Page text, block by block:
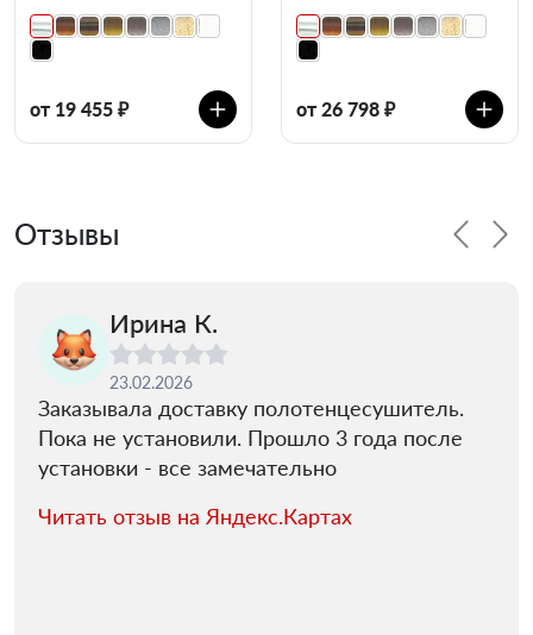
от 19 455 ₽ от 26 798 ₽
Отзывы
Ирина К.
23.02.2026
Заказывала доставку полотенцесушитель.
Пока не установили. Прошло 3 года после
установки - все замечательно
Читать отзыв на Яндекс.Картах